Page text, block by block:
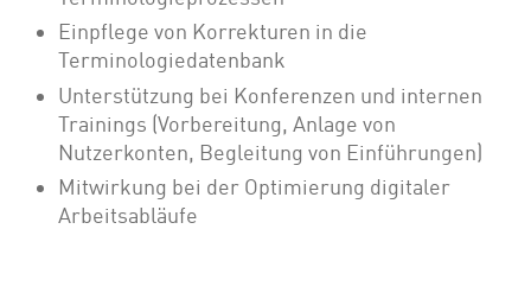
Einpflege von Korrekturen in die
Terminologiedatenbank
Unterstützung bei Konferenzen und internen
Trainings (Vorbereitung, Anlage von
Nutzerkonten, Begleitung von Einführungen)
Mitwirkung bei der Optimierung digitaler
Arbeitsabläufe